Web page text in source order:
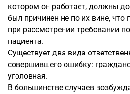
котором он работает, должны
был причинен не по их вине, что
при рассмотрении требований
пациента.
Существует два вида
совершившего ошибку:
уголовная.
В большинстве случаев